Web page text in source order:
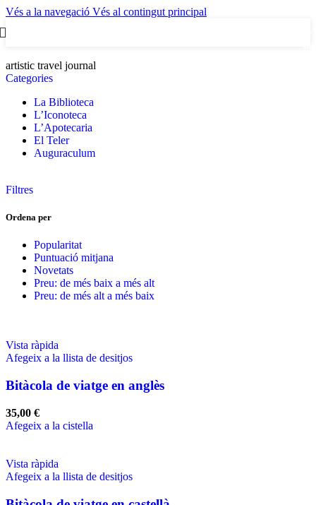
Vés a la navegació Vés al contingut principal
artistic travel journal
Categories
La Biblioteca
L’Iconoteca
L’Apotecaria
El Teler
Auguraculum
Filtres
Ordena per
Popularitat
Puntuació mitjana
Novetats
Preu: de més baix a més alt
Preu: de més alt a més baix
Vista ràpida
Afegeix a la llista de desitjos
Bitàcola de viatge en anglès
35,00 €
Afegeix a la cistella
Vista ràpida
Afegeix a la llista de desitjos